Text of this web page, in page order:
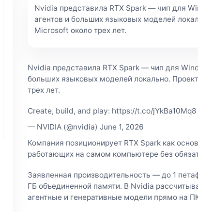
Nvidia представила RTX Spark — чип для
агентов и больших языковых моделей
Microsoft около трех лет.
Nvidia представила RTX Spark — чип для
больших языковых моделей локально.
трех лет.
Create, build, and play: https://t.co/jYkBa10Mq8
— NVIDIA (@nvidia) June 1, 2026
Компания позиционирует RTX Spark как
работающих на самом компьютере без
Заявленная производительность — до 1
ГБ объединенной памяти. В Nvidia
агентные и генеративные модели прямо на